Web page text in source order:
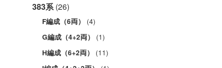
383系 (26)
F編成（6両） (4)
G編成（4+2両） (1)
H編成（6+2両） (11)